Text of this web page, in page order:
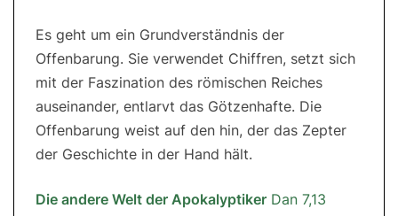
Es geht um ein Grundverständnis der
Offenbarung. Sie verwendet Chiffren, setzt sich
mit der Faszination des römischen Reiches
auseinander, entlarvt das Götzenhafte. Die
Offenbarung weist auf den hin, der das Zepter
der Geschichte in der Hand hält.
Die andere Welt der Apokalyptiker Dan 7,13